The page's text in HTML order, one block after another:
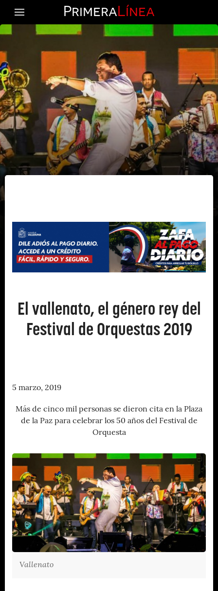
PrimeraLínea
El vallenato, el género rey del
Festival de Orquestas 2019
5 marzo, 2019
Más de cinco mil personas se dieron cita en la Plaza
de la Paz para celebrar los 50 años del Festival de
Orquesta
Vallenato